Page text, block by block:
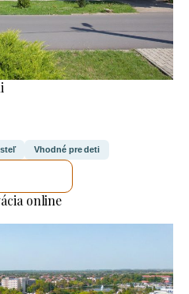
Vhodné pre deti
online